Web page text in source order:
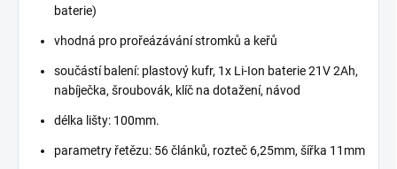
baterie)
vhodná pro prořeázávání stromků a keřů
součástí balení: plastový kufr, 1x Li-Ion baterie 21V 2Ah,
nabíječka, šroubovák, klíč na dotažení, návod
délka lišty: 100mm.
parametry řetězu: 56 článků, rozteč 6,25mm, šířka 11mm